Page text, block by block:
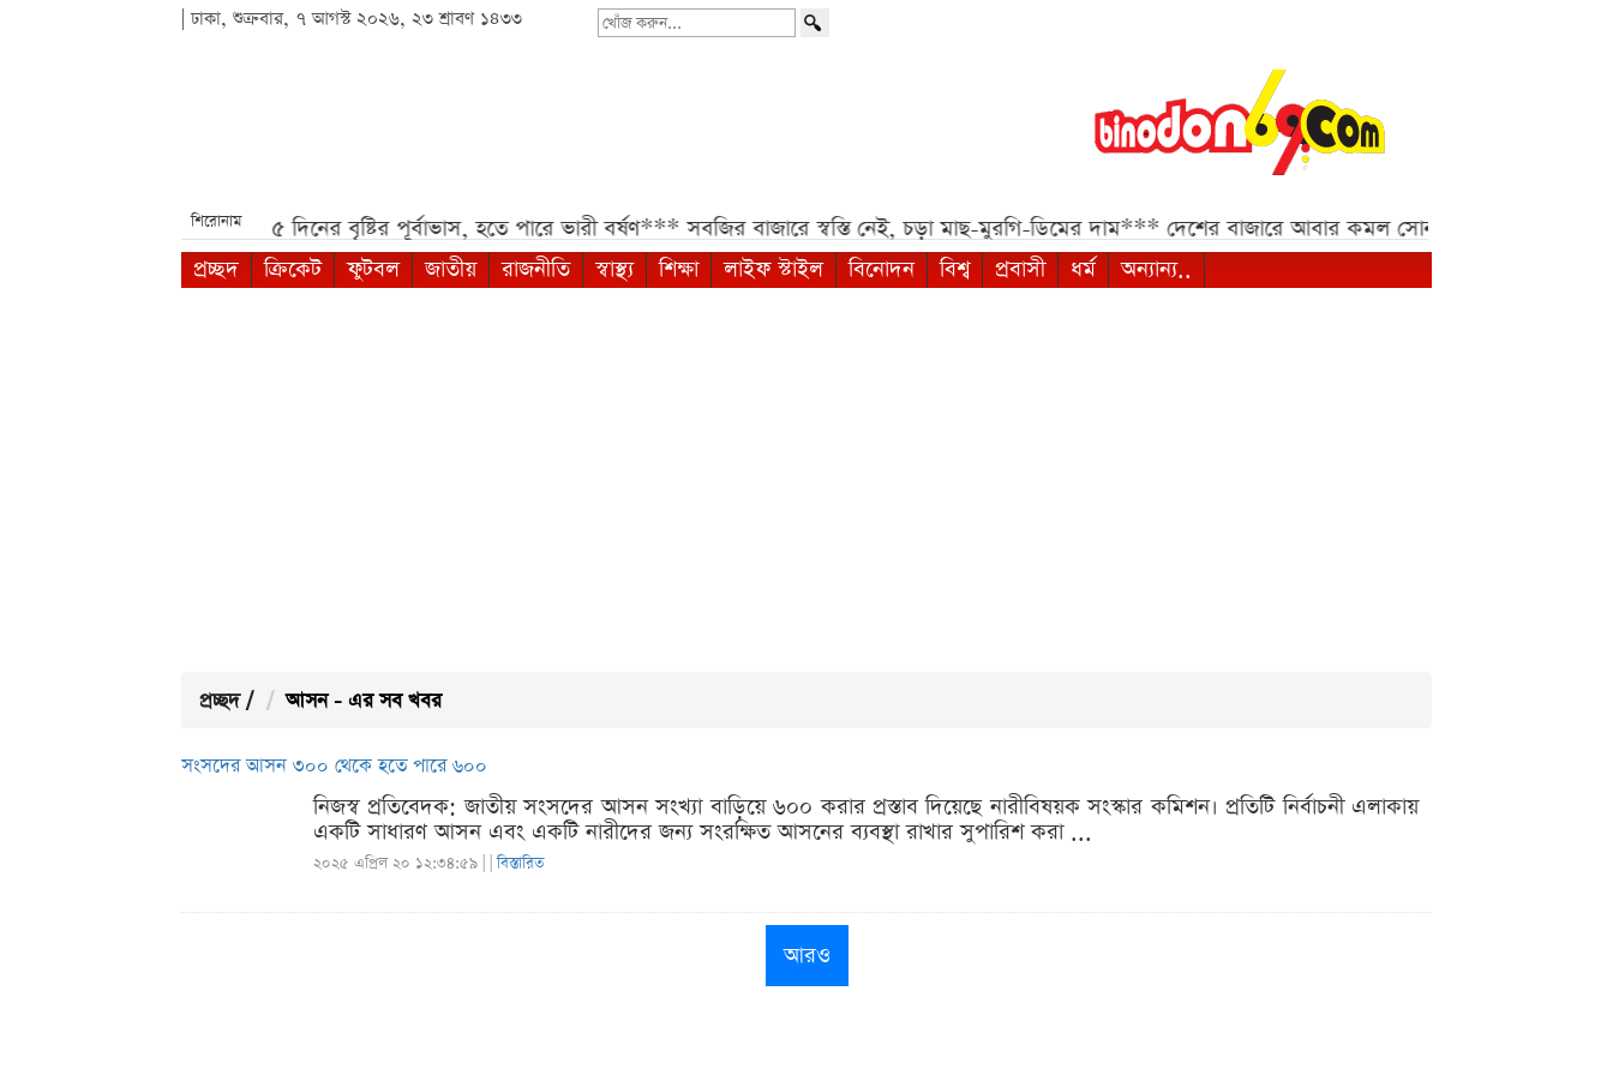
| ঢাকা, শুক্রবার, ৭ আগস্ট ২০২৬, ২৩ শ্রাবণ ১৪৩৩
খোঁজ
শিরোনাম
দেশজুড়ে ৫ দিনের বৃষ্টির পূর্বাভাস, হতে পারে ভারী বর্ষণ*** সবজির বাজারে স্বস্তি নেই, চড়া মাছ-মুরগি-ডিমের দাম*** দেশের বাজারে আবার কমল সোনার দাম, ভরিতে কমেছে
প্রচ্ছদ
ক্রিকেট ফুটবল জাতীয় রাজনীতি স্বাস্থ্য শিক্ষা লাইফ স্টাইল বিনোদন বিশ্ব প্রবাসী ধর্ম অন্যান্য..
প্রচ্ছদ / আসন - এর সব খবর
সংসদের আসন ৩০০ থেকে হতে পারে ৬০০
নিজস্ব প্রতিবেদক: জাতীয় সংসদের আসন সংখ্যা বাড়িয়ে ৬০০ করার প্রস্তাব দিয়েছে নারীবিষয়ক সংস্কার কমিশন। প্রতিটি নির্বাচনী এলাকায়
একটি সাধারণ আসন এবং একটি নারীদের জন্য সংরক্ষিত আসনের ব্যবস্থা রাখার সুপারিশ করা ...
২০২৫ এপ্রিল ২০ ১২:৩৪:৫৯ | |বিস্তারিত
আরও